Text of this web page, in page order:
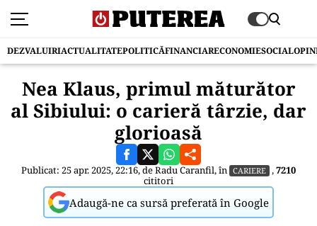
DEZVALUIRIACTUALITATEPOLITICĂFINANCIARECONOMIESOCIAL
Nea Klaus, primul măturător
al Sibiului: o carieră târzie, dar
glorioasă
Publicat: 25 apr. 2025, 22:16, deRadu Caranfil, în CARIERE ,7210
cititori
Adaugă-ne ca sursă preferată în Google